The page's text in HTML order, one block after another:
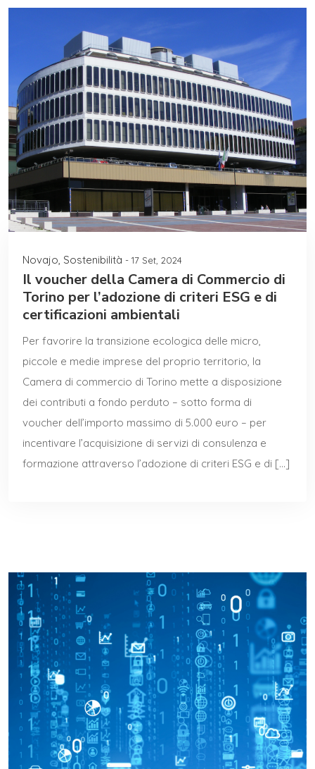
Novajo, Sostenibilità - 17 Set, 2024
Il voucher della Camera di Commercio di
Torino per l’adozione di criteri ESG e di
certificazioni ambientali
Per favorire la transizione ecologica delle micro,
piccole e medie imprese del proprio territorio, la
Camera di commercio di Torino mette a disposizione
dei contributi a fondo perduto – sotto forma di
voucher dell’importo massimo di 5.000 euro – per
incentivare l’acquisizione di servizi di consulenza e
formazione attraverso l’adozione di criteri ESG e di […]